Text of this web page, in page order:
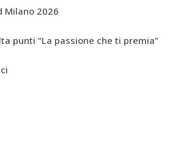
Milano 2026
punti “La passione che ti premia”